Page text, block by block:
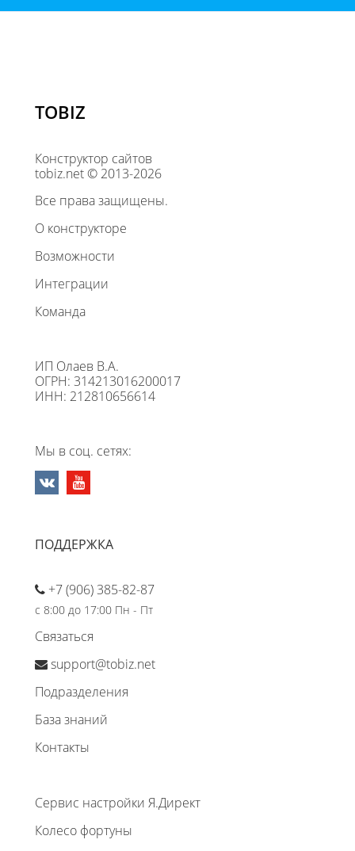
TOBIZ
Конструктор сайтов
tobiz.net © 2013-2026
Все права защищены.
О конструкторе
Возможности
Интеграции
Команда
ИП Олаев В.А.
ОГРН: 314213016200017
ИНН: 212810656614
Мы в соц. сетях:
ПОДДЕРЖКА
+7 (906) 385-82-87
с 8:00 до 17:00 Пн - Пт
Связаться
support@tobiz.net
Подразделения
База знаний
Контакты
Сервис настройки Я.Директ
Колесо фортуны